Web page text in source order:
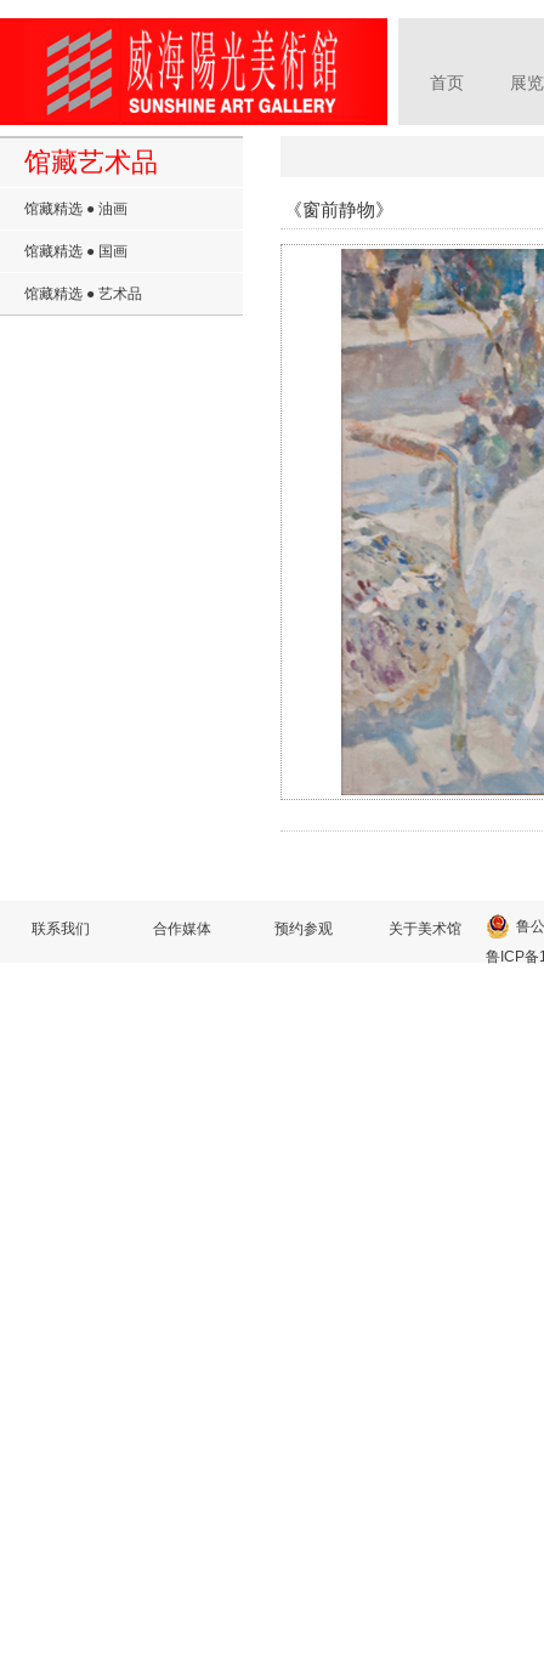
首页 展览
馆藏艺术品
馆藏精选 ● 油画
馆藏精选 ● 国画
馆藏精选 ● 艺术品
《窗前静物》
联系我们 合作媒体 预约参观 关于美术馆
鲁
鲁ICP备